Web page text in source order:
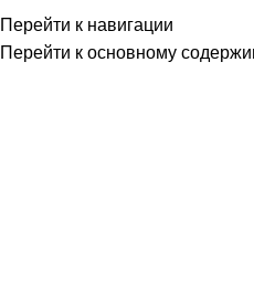
Перейти к навигации
Перейти к основному